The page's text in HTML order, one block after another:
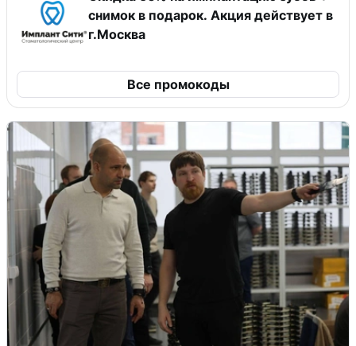
снимок в подарок. Акция действует в
г.Москва
Все промокоды